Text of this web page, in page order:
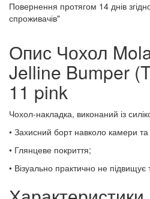
Повернення протягом 14 днів
спроживачів"
Опис Чохол
Jelline Bumper
11 pink
Чохол-накладка, виконаний із
• Захисний борт навколо камери
• Глянцеве покриття;
• Візуально практично не